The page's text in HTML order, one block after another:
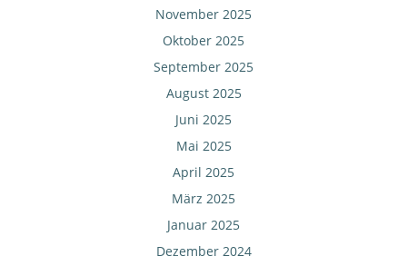
November 2025
Oktober 2025
September 2025
August 2025
Juni 2025
Mai 2025
April 2025
März 2025
Januar 2025
Dezember 2024